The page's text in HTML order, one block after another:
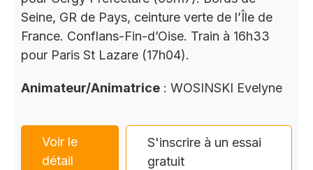
Seine, GR de Pays, ceinture verte de l’Île de
France. Conflans-Fin-d’Oise. Train à 16h33
pour Paris St Lazare (17h04).
Animateur/Animatrice : WOSINSKI Evelyne
Voir le
détail
S'inscrire à un essai
gratuit